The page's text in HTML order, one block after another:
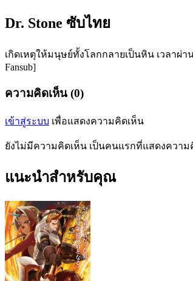
Dr. Stone ซับไทย
เกิดเหตุให้มนุษย์ทั้งโลกกลายเป็นหิน เวลา
Fansub]
ความคิดเห็น (0)
เข้าสู่ระบบ เพื่อแสดงความคิดเห็น
ยังไม่มีความคิดเห็น เป็นคนแรกที่แสดงความ
แนะนำสำหรับคุณ